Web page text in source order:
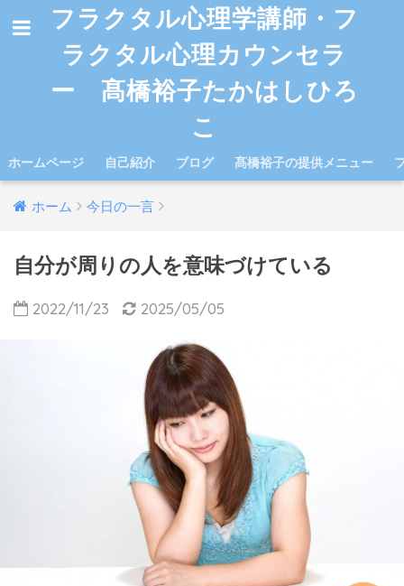
フラクタル心理学講師・フ
ラクタル心理カウンセラ
ー 髙橋裕子たかはしひろ
こ
ホームページ 自己紹介 ブログ 髙橋裕子の提供メニュー
ホーム 今日の一言
自分が周りの人を意味づけている
2022/11/23 2025/05/05